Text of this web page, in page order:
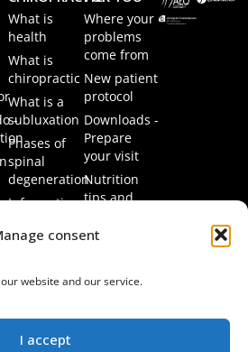
consent
website and our service.
I accept
-
What is
health
What is
chiropractic
What is a
subluxation
Phases of
spinal
degeneration
Information
Chiropractic
Chiropractic
for
Where your
problems
come from
New patient
protocol
Downloads -
Prepare
your visit
Nutrition
tips and
Frequently
Questions